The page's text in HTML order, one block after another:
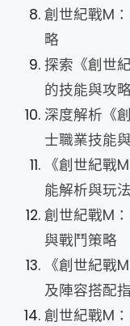
創世紀戰M
略
探索《創世
的技能與攻略
深度解析《
士職業技能
《創世紀戰
能解析與玩
創世紀戰M
與戰鬥策略
《創世紀戰
及陣容搭配
創世紀戰M